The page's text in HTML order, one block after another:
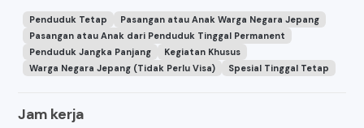
Penduduk Tetap
Pasangan atau Anak Warga Negara Jepang
Pasangan atau Anak dari Penduduk Tinggal Permanent
Penduduk Jangka Panjang
Kegiatan Khusus
Warga Negara Jepang (Tidak Perlu Visa)
Spesial Tinggal Tetap
Jam kerja